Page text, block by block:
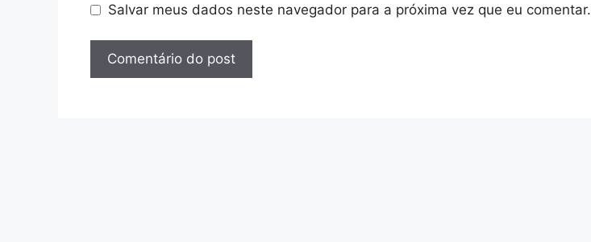
Salvar meus dados neste navegador para a próxima vez que eu comentar.